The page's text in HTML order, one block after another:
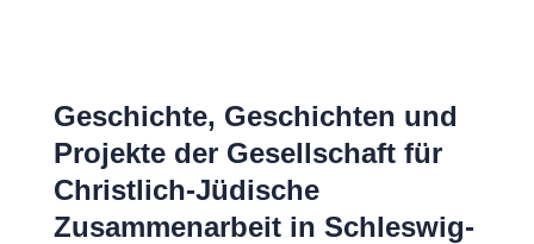
Geschichte, Geschichten und
Projekte der Gesellschaft für
Christlich-Jüdische
Zusammenarbeit in Schleswig-